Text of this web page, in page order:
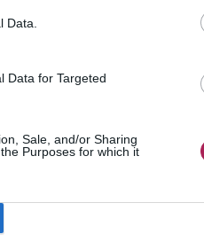
Data.
Data for Targeted
Sale, and/or Sharing
Purposes for which it